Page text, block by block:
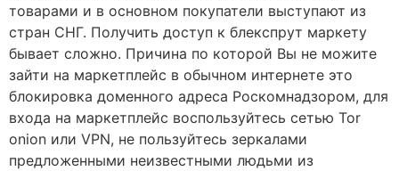
товарами и в основном покупатели выступают из
стран СНГ. Получить доступ к блекспрут маркету
бывает сложно. Причина по которой Вы не можите
зайти на маркетплейс в обычном интернете это
блокировка доменного адреса Роскомнадзором, для
входа на маркетплейс воспользуйтесь сетью Tor
onion или VPN, не пользуйтесь зеркалами
предложенными неизвестными людьми из